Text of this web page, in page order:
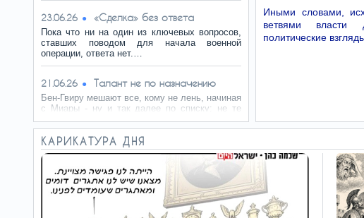
23.06.26 «Сделка» без ответа
Пока что ни на один из ключевых вопросов,
ставших поводом для начала военной
операции, ответа нет.…
21.06.26 Талант не по назначению
Бен-Гвиру мешают все, кому не лень, начиная
с Миары - ну и так далее по списку: не те
законы,…
18.06.26
Ученые разгадали загадку
«инопланетного стекла» Тутанхамона
Ученые считают, что циркон сохранил
свидетельства экстремальной жары и
быстрого охлаждения, которые…
Иными словами,
ветвями власти
политические
КАРИКАТУРА ДНЯ